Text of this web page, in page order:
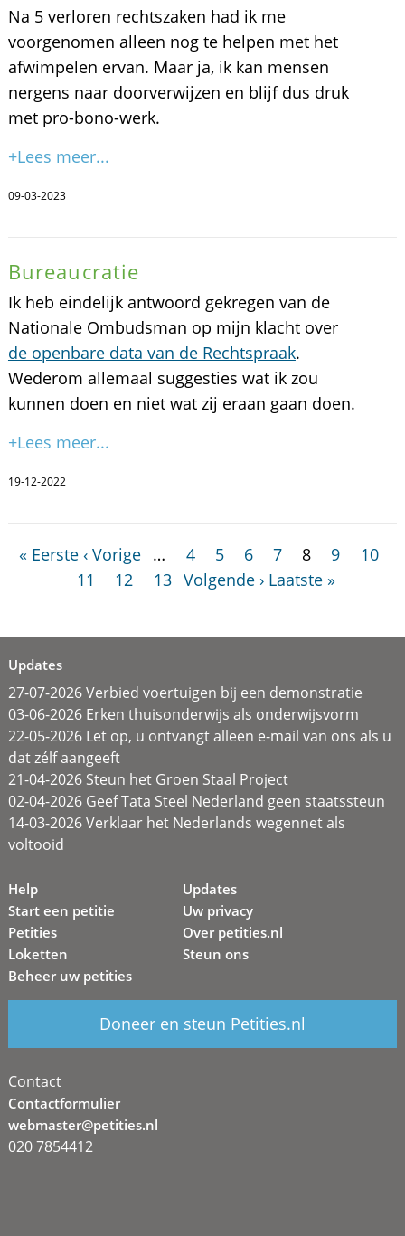
Na 5 verloren rechtszaken had ik me
voorgenomen alleen nog te helpen met het
afwimpelen ervan. Maar ja, ik kan mensen
nergens naar doorverwijzen en blijf dus druk
met pro-bono-werk.
+Lees meer...
09-03-2023
Bureaucratie
Ik heb eindelijk antwoord gekregen van de
Nationale Ombudsman op mijn klacht over
de openbare data van de Rechtspraak.
Wederom allemaal suggesties wat ik zou
kunnen doen en niet wat zij eraan gaan doen.
+Lees meer...
19-12-2022
« Eerste ‹ Vorige … 4 5 6 7 8 9
10
11
12 13 Volgende › Laatste »
Updates
27-07-2026 Verbied voertuigen bij een demonstratie
03-06-2026 Erken thuisonderwijs als onderwijsvorm
22-05-2026 Let op, u ontvangt alleen e-mail van ons als u
dat zélf aangeeft
21-04-2026 Steun het Groen Staal Project
02-04-2026 Geef Tata Steel Nederland geen staatssteun
14-03-2026 Verklaar het Nederlands wegennet als
voltooid
Help
Start een petitie
Petities
Loketten
Beheer uw petities
Updates
Uw privacy
Over petities.nl
Steun ons
Doneer en steun Petities.nl
Contact
Contactformulier
webmaster@petities.nl
020 7854412